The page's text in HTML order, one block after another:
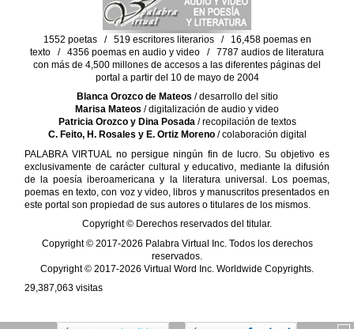
1552 poetas / 519 escritores literarios / 16,458 poemas en
texto / 4356 poemas en audio y video / 7787 audios de literatura
con más de 4,500 millones de accesos a las diferentes páginas del
portal a partir del 10 de mayo de 2004
Blanca Orozco de Mateos / desarrollo del sitio
Marisa Mateos / digitalización de audio y video
Patricia Orozco y Dina Posada/ recopilación de textos
C. Feito, H. Rosales y E. Ortiz Moreno/ colaboración digital
PALABRA VIRTUAL no persigue ningún fin de lucro. Su objetivo es
exclusivamente de carácter cultural y educativo, mediante la difusión
de la poesía iberoamericana y la literatura universal. Los poemas,
poemas en texto, con voz y video, libros y manuscritos presentados en
este portal son propiedad de sus autores o titulares de los mismos.
Copyright © Derechos reservados del titular.
Copyright © 2017-2026 Palabra Virtual Inc. Todos los derechos
reservados.
Copyright © 2017-2026 Virtual Word Inc. Worldwide Copyrights.
29,387,063 visitas